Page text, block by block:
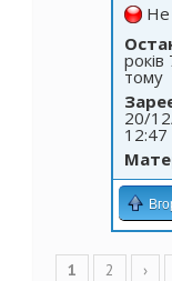
Не
років
тому
20/
12:47
1 2 ›